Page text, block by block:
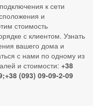
к сети
и
стоимость
с клиентом. Узнать
вашего дома и
с нами по одному из
и стоимости: +38
(093) 09-09-2-09